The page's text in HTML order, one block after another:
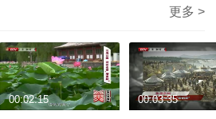
更多 >
00:02:15 00:03:35